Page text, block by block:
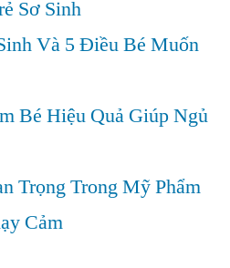
Sơ Sinh
Và 5 Điều Bé Muốn
Bé Hiệu Quả Giúp Ngủ
Trọng Trong Mỹ Phẩm
Cảm